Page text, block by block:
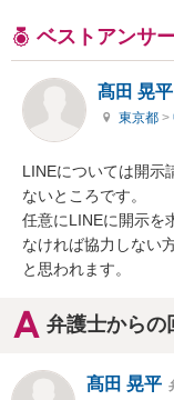
ベストアンサ
髙田 晃平
東京都 >
LINEについては開示
ないところです。
任意にLINEに開示を
なければ協力しない
と思われます。
弁護士からの
髙田 晃平